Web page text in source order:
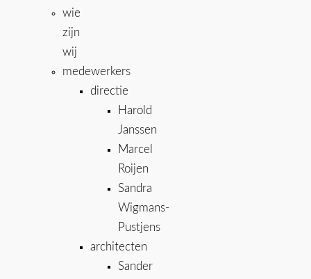
wie
zijn
wij
medewerkers
directie
Harold
Janssen
Marcel
Roijen
Sandra
Wigmans-
Pustjens
architecten
Sander